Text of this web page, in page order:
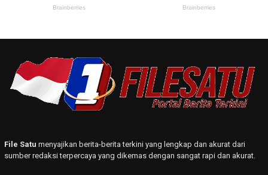
File Satu menyajikan berita-berita terkini yang lengkap dan akurat dari
sumber redaksi terpercaya yang dikemas dengan sangat rapi dan akurat.